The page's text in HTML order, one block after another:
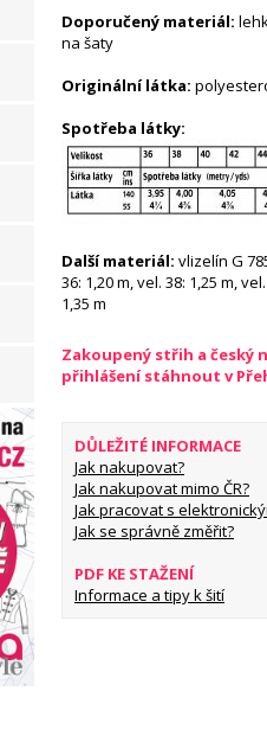
Doporučený materiál:
na šaty
Originální látka:
Spotřeba látky:
Další materiál: vlizelín G
36: 1,20 m, vel. 38: 1,25 m,
1,35 m
Zakoupený střih a český
přihlášení stáhnout v
DŮLEŽITÉ INFORMACE
Jak nakupovat?
Jak nakupovat mimo ČR?
Jak pracovat s
Jak se správně změřit?
PDF KE STAŽENÍ
Informace a tipy k šití